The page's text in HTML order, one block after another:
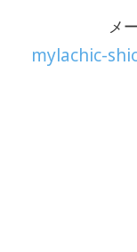
メ
mylachic-